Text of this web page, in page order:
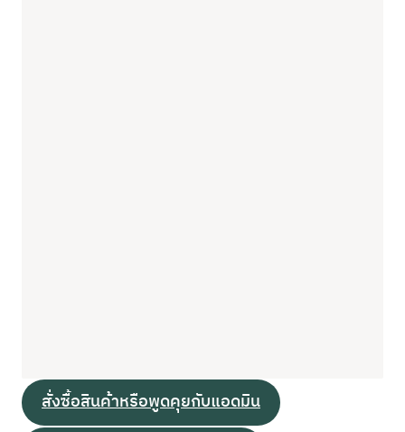
สั่งซื้อสินค้าหรือพูดคุยกับแอดมิน